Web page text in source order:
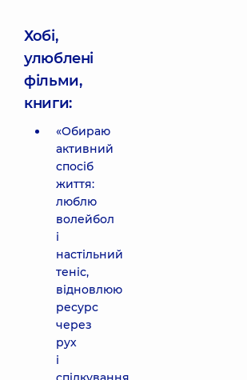
Хобі,
улюблені
фільми,
книги:
«Обираю
активний
спосіб
життя:
люблю
волейбол
і
настільний
теніс,
відновлюю
ресурс
через
рух
і